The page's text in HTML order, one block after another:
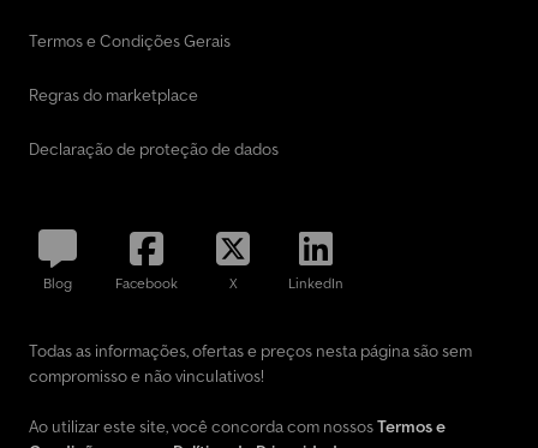
Termos e Condições Gerais
Regras do marketplace
Declaração de proteção de dados
Blog Facebook X LinkedIn
Todas as informações, ofertas e preços nesta página são sem
compromisso e não vinculativos!
Ao utilizar este site, você concorda com nossosTermos e